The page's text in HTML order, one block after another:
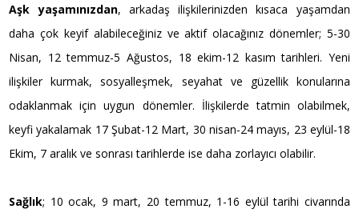
Aşk yaşamınızdan, arkadaş ilişkilerinizden kısaca yaşamdan
daha çok keyif alabileceğiniz ve aktif olacağınız dönemler; 5-30
Nisan, 12 temmuz-5 Ağustos, 18 ekim-12 kasım tarihleri. Yeni
ilişkiler kurmak, sosyalleşmek, seyahat ve güzellik konularına
odaklanmak için uygun dönemler. İlişkilerde tatmin olabilmek,
keyfi yakalamak 17 Şubat-12 Mart, 30 nisan-24 mayıs, 23 eylül-18
Ekim, 7 aralık ve sonrası tarihlerde ise daha zorlayıcı olabilir.
Sağlık; 10 ocak, 9 mart, 20 temmuz, 1-16 eylül tarihi civarında